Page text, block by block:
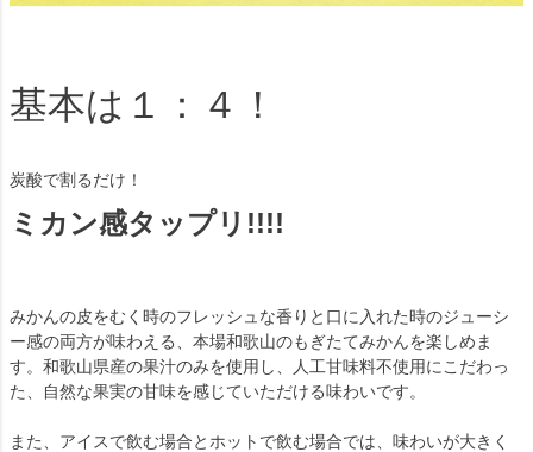
基本は１：４！
炭酸で割るだけ！
ミカン感タップリ!!!!
みかんの皮をむく時のフレッシュな香りと口に入れた時のジューシ
ー感の両方が味わえる、本場和歌山のもぎたてみかんを楽しめま
す。和歌山県産の果汁のみを使用し、人工甘味料不使用にこだわっ
た、自然な果実の甘味を感じていただける味わいです。
また、アイスで飲む場合とホットで飲む場合では、味わいが大きく